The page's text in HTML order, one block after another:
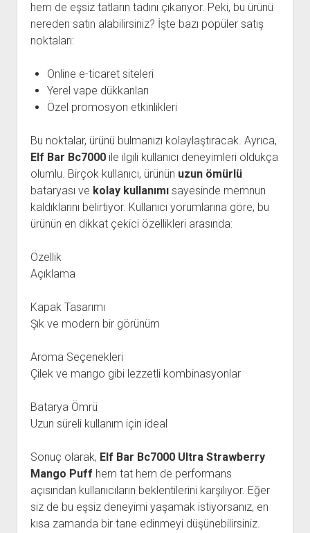
hem de eşsiz tatların tadını çıkarıyor. Peki, bu ürünü
nereden satın alabilirsiniz? İşte bazı popüler satış
noktaları:
Online e-ticaret siteleri
Yerel vape dükkanları
Özel promosyon etkinlikleri
Bu noktalar, ürünü bulmanızı kolaylaştıracak. Ayrıca,
Elf Bar Bc7000ile ilgili kullanıcı deneyimleri oldukça
olumlu. Birçok kullanıcı, ürünün uzun ömürlü
bataryası ve kolay kullanımısayesinde memnun
kaldıklarını belirtiyor. Kullanıcı yorumlarına göre, bu
ürünün en dikkat çekici özellikleri arasında:
Özellik
Açıklama
Kapak Tasarımı
Şık ve modern bir görünüm
Aroma Seçenekleri
Çilek ve mango gibi lezzetli kombinasyonlar
Batarya Ömrü
Uzun süreli kullanım için ideal
Sonuç olarak, Elf Bar Bc7000 Ultra Strawberry
Mango Puff hem tat hem de performans
açısından kullanıcıların beklentilerini karşılıyor. Eğer
siz de bu eşsiz deneyimi yaşamak istiyorsanız, en
kısa zamanda bir tane edinmeyi düşünebilirsiniz.